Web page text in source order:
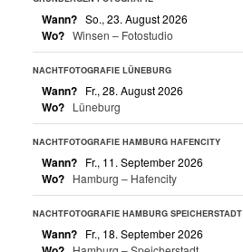
Wann? So., 23. August 2026
Wo? Winsen – Fotostudio
NACHTFOTOGRAFIE LÜNEBURG
Wann? Fr., 28. August 2026
Wo? Lüneburg
NACHTFOTOGRAFIE HAMBURG HAFENCITY
Wann? Fr., 11. September 2026
Wo? Hamburg – Hafencity
NACHTFOTOGRAFIE HAMBURG SPEICHERSTADT
Wann? Fr., 18. September 2026